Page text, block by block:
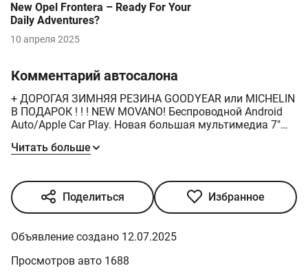
New Opel Frontera – Ready For Your
Daily Adventures?
10 апреля 2025
Комментарий автосалона
+ ДОРОГАЯ ЗИМНЯЯ РЕЗИНА GOODYEAR или MICHELIN
В ПОДАРОК ! ! ! NEW MOVANO! Беспроводной Android
Auto/Apple Car Play. Новая большая мультимедиа 7"
Читать больше
Поделиться Избранное
Объявление создано 12.07.2025
Просмотров авто 1688